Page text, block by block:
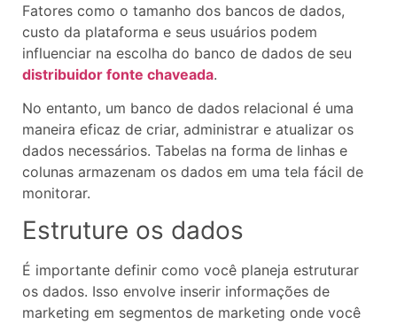
Fatores como o tamanho dos bancos de dados,
custo da plataforma e seus usuários podem
influenciar na escolha do banco de dados de seu
distribuidor fonte chaveada.
No entanto, um banco de dados relacional é uma
maneira eficaz de criar, administrar e atualizar os
dados necessários. Tabelas na forma de linhas e
colunas armazenam os dados em uma tela fácil de
monitorar.
Estruture os dados
É importante definir como você planeja estruturar
os dados. Isso envolve inserir informações de
marketing em segmentos de marketing onde você